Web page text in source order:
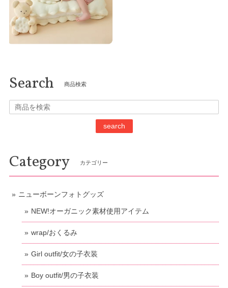
Search 商品検索
search
Category カテゴリー
ニューボーンフォトグッズ
NEW!オーガニック素材使用アイテム
wrap/おくるみ
Girl outfit/女の子衣装
Boy outfit/男の子衣装